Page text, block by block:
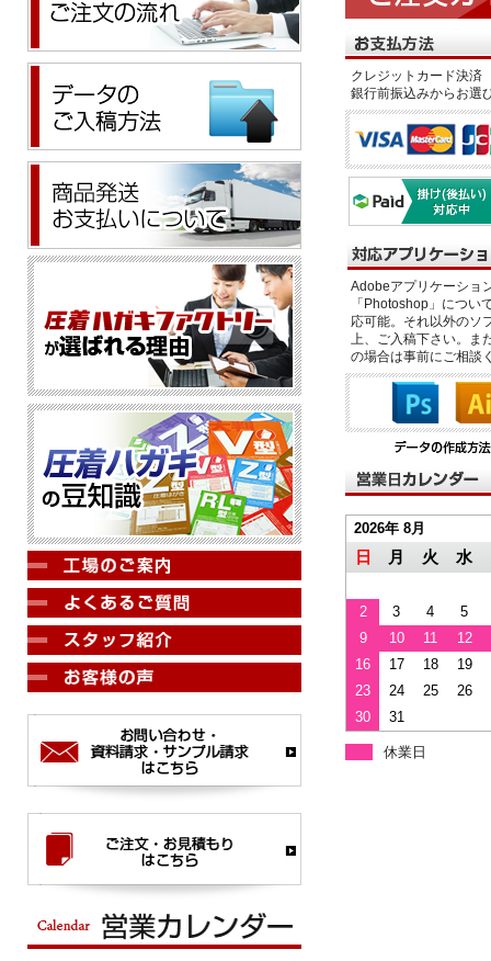
クレジットカード決
銀行前振込みからお選
Adobeアプリケーショ
「Photoshop」につい
応可能。それ以外のソ
上、ご入稿下さい。ま
の場合は事前にご相談
2026年 8月
日 月 火 水
2 3 4
5
9
10 11
12
16
17 18
19
23
24 25
26
30
31
休業日